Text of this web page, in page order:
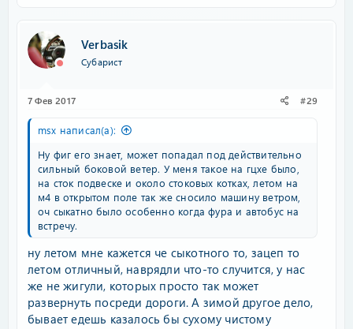
Verbasik
Субарист
7 Фев 2017 #29
msx написал(а):
Ну фиг его знает, может попадал под действительно
сильный боковой ветер. У меня такое на гцхе было,
на сток подвеске и около стоковых котках, летом на
м4 в открытом поле так же сносило машину ветром,
оч сыкатно было особенно когда фура и автобус на
встречу.
ну летом мне кажется че сыкотного то, зацеп то
летом отличный, наврядли что-то случится, у нас
же не жигули, которых просто так может
развернуть посреди дороги. А зимой другое дело,
бывает едешь казалось бы сухому чистому